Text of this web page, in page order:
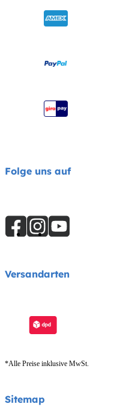
Benutzerhandbuch
Produktregistrierung
Joie Signature Katalog
Folge uns auf
Versandarten
*Alle Preise inklusive MwSt.
Sitemap